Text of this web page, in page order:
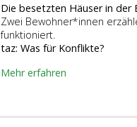
Die besetzten Häuser in der
Zwei ­Be­woh­ne­r*in­nen
funktioniert.
taz: Was für Konflikte?
Mehr erfahren